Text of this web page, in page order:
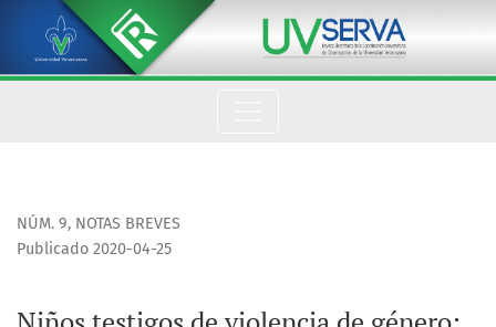
Niños testigos de violencia de género: Víctimas directas
NÚM. 9, NOTAS BREVES
Publicado 2020-04-25